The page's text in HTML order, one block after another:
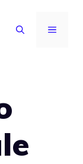
MENU